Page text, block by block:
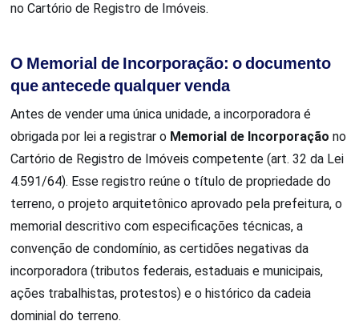
no Cartório de Registro de Imóveis.
O Memorial de Incorporação: o documento
que antecede qualquer venda
Antes de vender uma única unidade, a incorporadora é
obrigada por lei a registrar o Memorial de Incorporação no
Cartório de Registro de Imóveis competente (art. 32 da Lei
4.591/64). Esse registro reúne o título de propriedade do
terreno, o projeto arquitetônico aprovado pela prefeitura, o
memorial descritivo com especificações técnicas, a
convenção de condomínio, as certidões negativas da
incorporadora (tributos federais, estaduais e municipais,
ações trabalhistas, protestos) e o histórico da cadeia
dominial do terreno.